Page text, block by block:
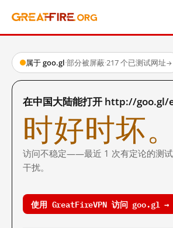
属于 goo.gl·部分被屏蔽·217 个已测试网址→
在中国大陆能打开 http://goo.gl/
时好时坏。
访问不稳定——最近 1 次有定论的测
干扰。
使用 GreatFireVPN 访问 goo.gl →